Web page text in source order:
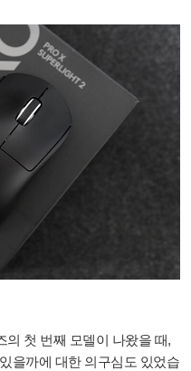
의 첫 번째 모델이 나왔을 때,
을까에 대한 의구심도 있었습